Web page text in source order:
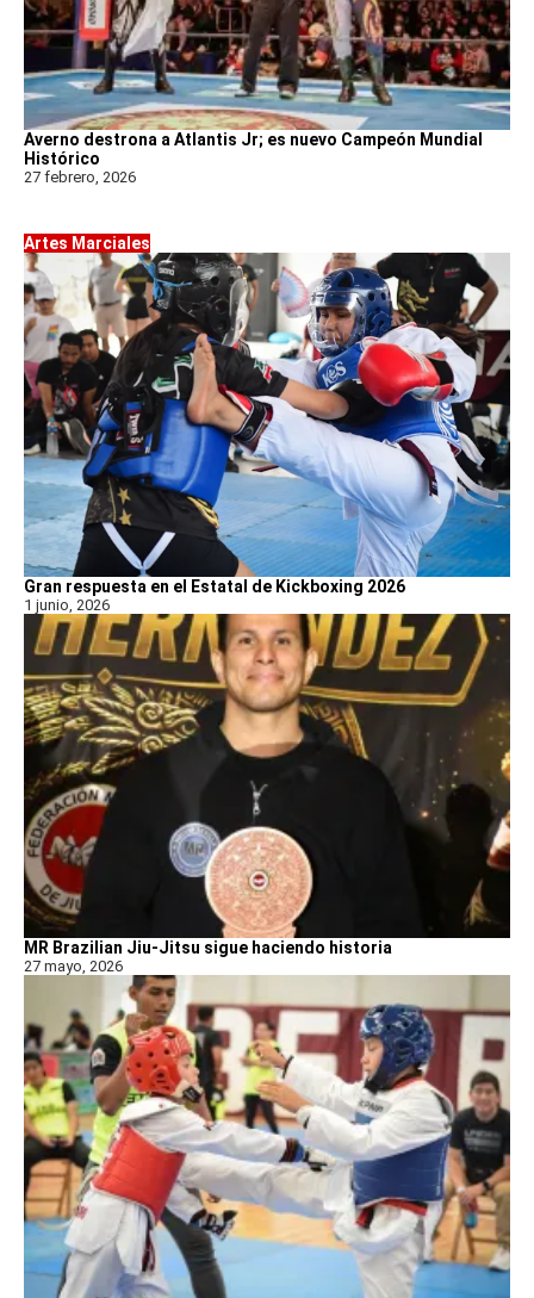
Averno destrona a Atlantis Jr; es nuevo Campeón Mundial
Histórico
27 febrero, 2026
Artes Marciales
Gran respuesta en el Estatal de Kickboxing 2026
1 junio, 2026
MR Brazilian Jiu-Jitsu sigue haciendo historia
27 mayo, 2026